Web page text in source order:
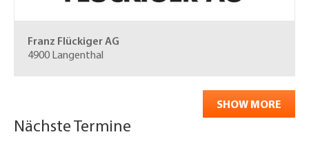
Franz Flückiger AG
4900 Langenthal
SHOW MORE
Nächste Termine